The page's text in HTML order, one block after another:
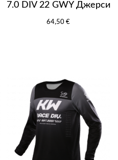
7.0 DIV 22 GWY Джерси
64,50 €